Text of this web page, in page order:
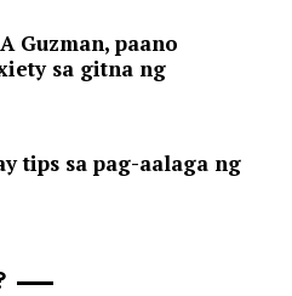
Guzman, paano
sa gitna ng
tips sa pag-aalaga ng